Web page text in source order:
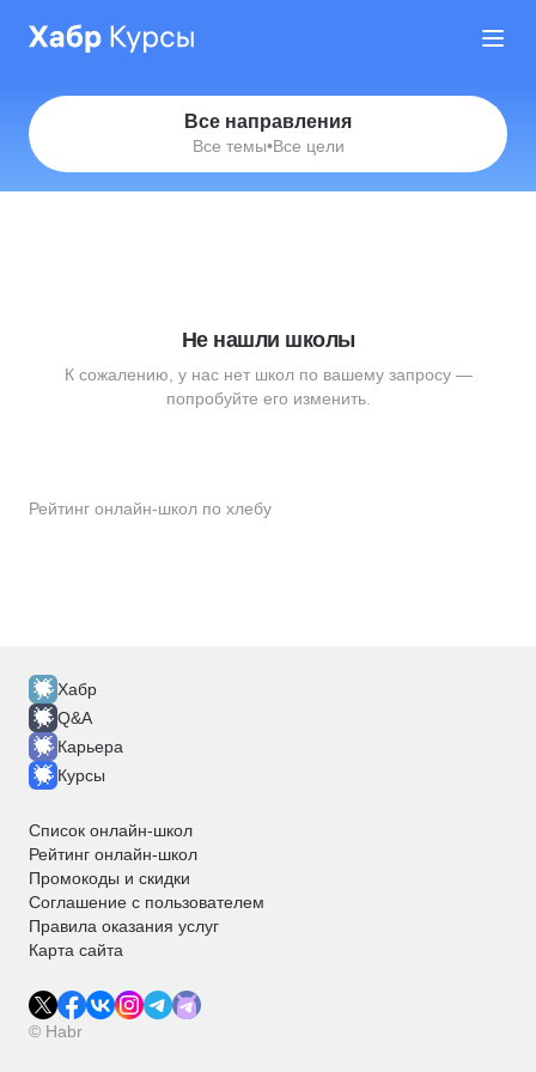
Все направления
Все темы•Все цели
Рейтинг онлайн-школ по хлебу
Не нашли школы
К сожалению, у нас нет школ по вашему запросу —
попробуйте его изменить.
Хабр
Q&A
Карьера
Курсы
Список онлайн-школ
Рейтинг онлайн-школ
Промокоды и скидки
Соглашение с пользователем
Правила оказания услуг
Карта сайта
© Habr